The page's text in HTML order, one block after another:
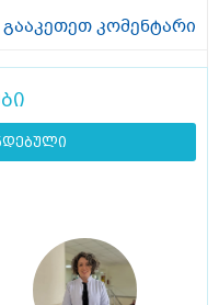
გააკეთეთ კომენტარი